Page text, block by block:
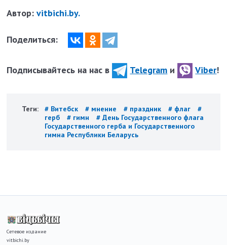
Автор:vitbichi.by.
Поделиться:
Подписывайтесь на нас в Telegram и Viber!
Теги: # Витебск # мнение # праздник # флаг
#
герб
# гимн
# День Государственного флага
Государственного герба и Государственного
гимна Республики Беларусь
Сетевое издание
vitbichi.by